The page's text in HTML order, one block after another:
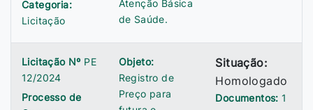
Categoria:
Licitação
Atenção Básica
de Saúde.
Licitação Nº PE
12/2024
Processo de
Objeto:
Registro de
Preço para
Situação:
Homologado
Documentos: 1